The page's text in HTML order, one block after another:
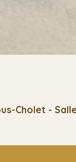
Cholet -